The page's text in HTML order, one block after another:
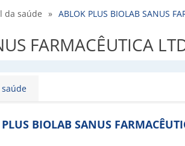
da saúde » ABLOK PLUS BIOLAB SANUS
FARMACÊUTICA
BIOLAB SANUS